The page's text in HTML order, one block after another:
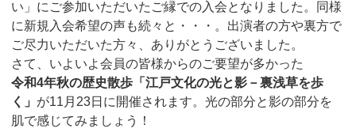
い」にご参加いただいたご縁での入会となりました。同様
に新規入会希望の声も続々と・・・。出演者の方や裏方で
ご尽力いただいた方々、ありがとうございました。
さて、いよいよ会員の皆様からのご要望が多かった
令和4年秋の歴史散歩「江戸文化の光と影－裏浅草を歩
く」 が11月23日に開催されます。光の部分と影の部分を
肌で感じてみましょう！